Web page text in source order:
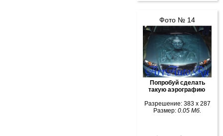
Фото № 14
Попробуй сделать
такую аэрографию
Разрешение: 383 x 287
Размер: 0.05 Мб.